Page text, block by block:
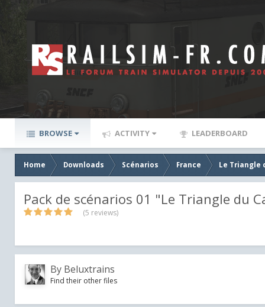
BROWSE ACTIVITY LEADERBOARD
Home Downloads Scénarios France Le Triangle
Pack de scénarios 01 "Le Triangle du
(5 reviews)
By Beluxtrains
Find their other files